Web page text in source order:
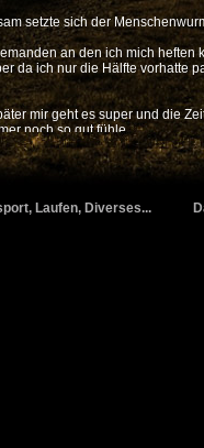
setzte sich der
an den ich mich heften
da ich nur die Hälfte vorhatte
mir geht es super und die
noch so gut fühle.
km 16 war noch nicht
zwei Zugläufern her. Kurz
km wurden richtig lange. Da
Laufen, Diverses...